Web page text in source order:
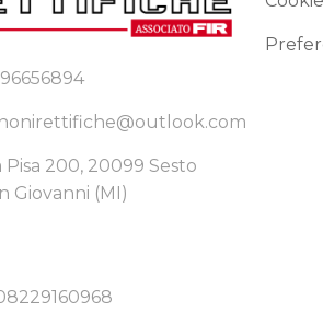
Pisa 200, 20099 Sesto
Giovanni (MI)